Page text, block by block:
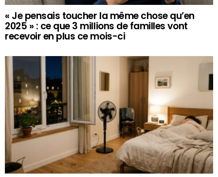
« Je pensais toucher la même chose qu’en
2025 » : ce que 3 millions de familles vont
recevoir en plus ce mois-ci